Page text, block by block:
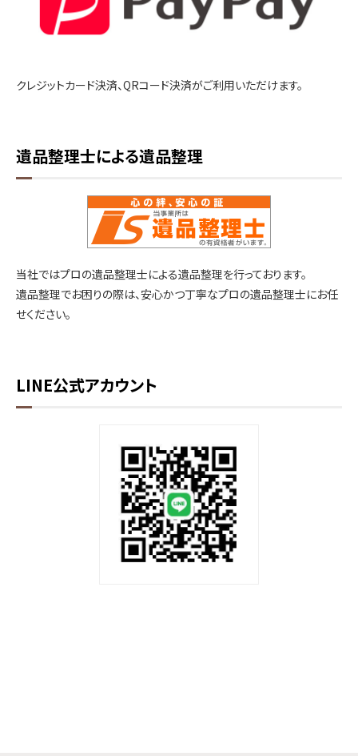
クレジットカード決済、QRコード決済がご利用いただけます。
遺品整理士による遺品整理
当社ではプロの遺品整理士による遺品整理を行っております。
遺品整理でお困りの際は、安心かつ丁寧なプロの遺品整理士にお任
せください。
LINE公式アカウント